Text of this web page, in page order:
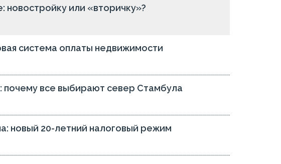
новостройку или «вторичку»?
система оплаты недвижимости
почему все выбирают север Стамбула
новый 20-летний налоговый режим